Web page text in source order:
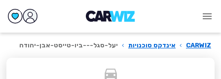
CARWIZ
› אינדקס סוכנויות › יעל-סגל---ביו-טייסט-אבן-יהודה